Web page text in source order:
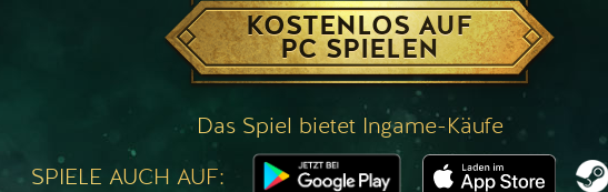
KOSTENLOS AUF
PC SPIELEN
Das Spiel bietet Ingame-Käufe
SPIELE AUCH AUF: